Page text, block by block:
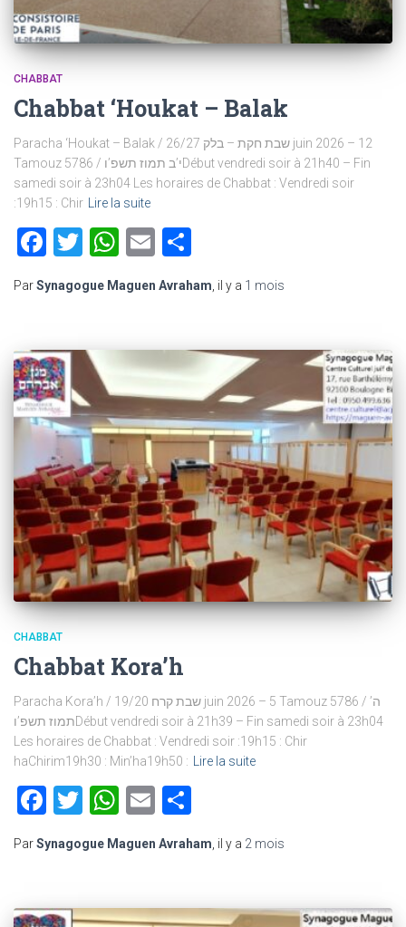
CHABBAT
Chabbat ‘Houkat – Balak
Paracha ‘Houkat – Balak / שבת חקת – בלק 26/27 juin 2026 – 12
Tamouz 5786 / י’ב תמוז תשפ’וDébut vendredi soir à 21h40 – Fin
samedi soir à 23h04 Les horaires de Chabbat : Vendredi soir
:19h15 : Chir Lire la suite
Facebook
Twitter
WhatsApp
Email
ParSynagogue Maguen Avraham , il y a 1 mois
CHABBAT
Chabbat Kora’h
Paracha Kora’h / שבת קרח 19/20 juin 2026 – 5 Tamouz 5786 / ה’
תמוז תשפ’וDébut vendredi soir à 21h39 – Fin samedi soir à 23h04
Les horaires de Chabbat : Vendredi soir :19h15 : Chir
haChirim19h30 : Min’ha19h50 : Lire la suite
Facebook
Twitter
WhatsApp
Email
ParSynagogue Maguen Avraham, il y a 2 mois